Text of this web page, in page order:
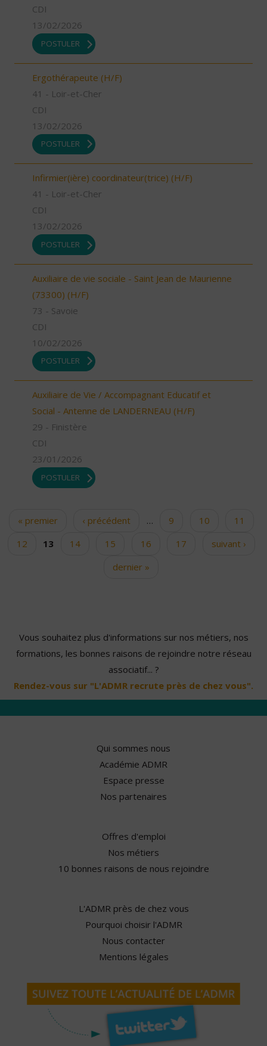
CDI
13/02/2026
POSTULER
Ergothérapeute (H/F)
41 - Loir-et-Cher
CDI
13/02/2026
POSTULER
Infirmier(ière) coordinateur(trice) (H/F)
41 - Loir-et-Cher
CDI
13/02/2026
POSTULER
Auxiliaire de vie sociale - Saint Jean de Maurienne
(73300) (H/F)
73 - Savoie
CDI
10/02/2026
POSTULER
Auxiliaire de Vie / Accompagnant Educatif et
Social - Antenne de LANDERNEAU (H/F)
29 - Finistère
CDI
23/01/2026
POSTULER
Pages
« premier ‹ précédent … 9 10
11
12
13 14 15 16 17
suivant ›
dernier »
Vous souhaitez plus d'informations sur nos métiers, nos
formations, les bonnes raisons de rejoindre notre réseau
associatif... ?
Rendez-vous sur "L'ADMR recrute près de chez vous".
Qui sommes nous
Académie ADMR
Espace presse
Nos partenaires
Offres d'emploi
Nos métiers
10 bonnes raisons de nous rejoindre
L'ADMR près de chez vous
Pourquoi choisir l'ADMR
Nous contacter
Mentions légales